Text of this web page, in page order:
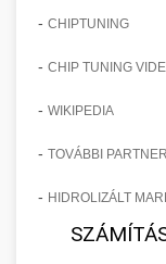
- CHIPTUNING
- CHIP TUNING
- WIKIPEDIA
- TOVÁBBI
- HIDROLIZÁLT